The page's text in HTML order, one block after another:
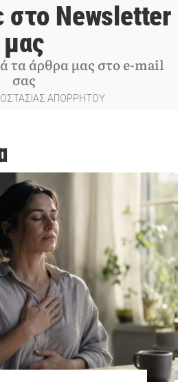
στο Newsletter
μας
τα άρθρα μας στο e-mail
σας
ΑΠΟΡΡΗΤΟΥ